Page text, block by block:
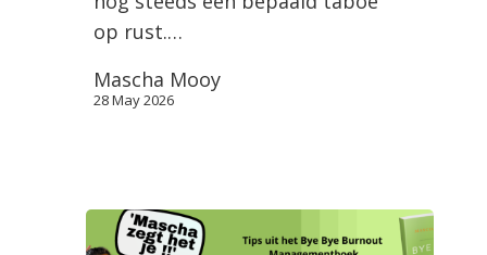
op rust.…
Mascha Mooy
28 May 2026